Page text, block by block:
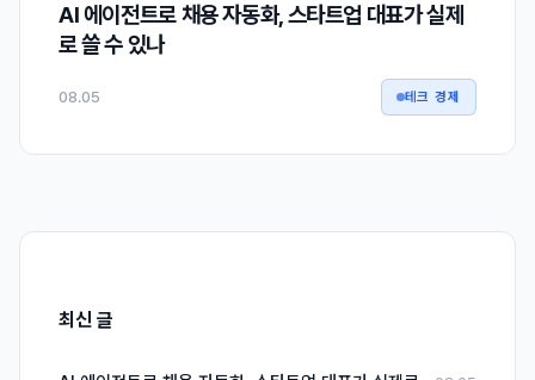
AI 에이전트로 채용 자동화, 스타트업 대표가 실제
로 쓸 수 있나
08.05 테크 경제
최신 글